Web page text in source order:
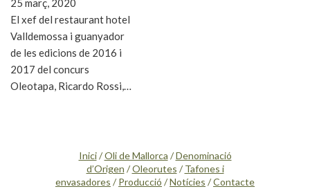
25 març, 2020
El xef del restaurant hotel
Valldemossa i guanyador
de les edicions de 2016 i
2017 del concurs
Oleotapa, Ricardo Rossi,…
Inici/Oli de Mallorca /Denominació
d’Origen /Oleorutes / Tafones i
envasadores / Producció /Notícies /Contacte